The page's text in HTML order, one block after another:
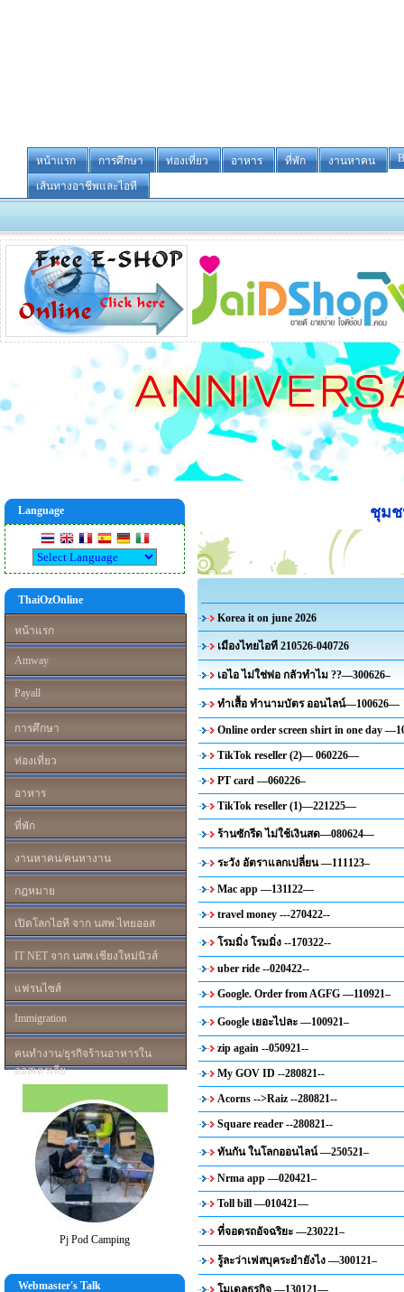
หน้าแรก การศึกษา ท่องเที่ยว อาหาร ที่พัก งานหาคน
เส้นทางอาชีพและไอที
Language
ThaiOzOnline
หน้าแรก
Amway
Payall
การศึกษา
ท่องเที่ยว
อาหาร
ที่พัก
งานหาคน/คนหางาน
กฎหมาย
เปิดโลกไอที จาก นสพ.ไทยออส
IT NET จาก นสพ.เชียงใหม่นิวส์
แฟรนไซส์
Immigration
คนทำงาน/ธุรกิจร้านอาหารใน
ออสเตรเลีย
Pj Pod Camping
Webmaster's Talk
ชุมช
Korea it on june 2026
เมืองไทยไอที 210526-040726
เอไอ ไม่ใช่พ่อ กลัวทำไม ??—300626–
ทำเสื้อ ทำนามบัตร ออนไลน์—100626—
Online order screen shirt in one day
TikTok reseller (2)— 060226—
PT card —060226–
TikTok reseller (1)—221225—
ร้านซักรีด ไม่ใช้เงินสด—080624—
ระวัง อัตราแลกเปลี่ยน —111123–
Mac app —131122—
travel money ---270422--
โรมมิ่ง โรมมิ่ง --170322--
uber ride --020422--
Google. Order from AGFG —110921–
Google เยอะไปละ —100921–
zip again --050921--
My GOV ID --280821--
Acorns -->Raiz --280821--
Square reader --280821--
ทันกัน ในโลกออนไลน์ —250521–
Nrma app —020421–
Toll bill —010421—
ที่จอดรถอัจฉริยะ —230221–
รู้ละว่าเฟสบุคระยำยังไง —300121–
โมเดลธุรกิจ —130121—